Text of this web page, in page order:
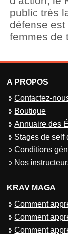
public très
défense
femmes de
A PROPOS
Contactez-
Boutique
Annuaire des
Stages de self
Conditions
Nos
KRAV MAGA
Comment
Comment
Comment